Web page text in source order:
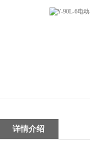
详情介绍